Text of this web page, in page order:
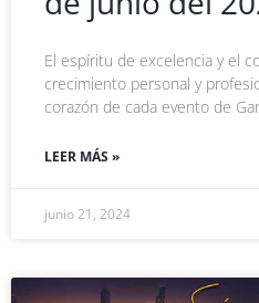
El espíritu de excelencia y el
crecimiento personal y
corazón de cada evento de
LEER MÁS »
junio 21, 2024